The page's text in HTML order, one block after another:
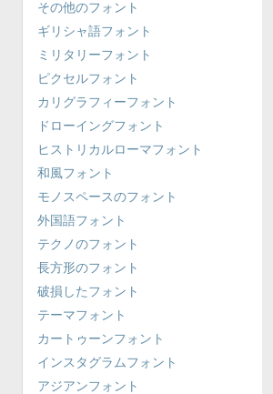
その他のフォント
ギリシャ語フォント
ミリタリーフォント
ピクセルフォント
カリグラフィーフォント
ドローイングフォント
ヒストリカルローマフォント
和風フォント
モノスペースのフォント
外国語フォント
テクノのフォント
長方形のフォント
破損したフォント
テーマフォント
カートゥーンフォント
インスタグラムフォント
アジアンフォント